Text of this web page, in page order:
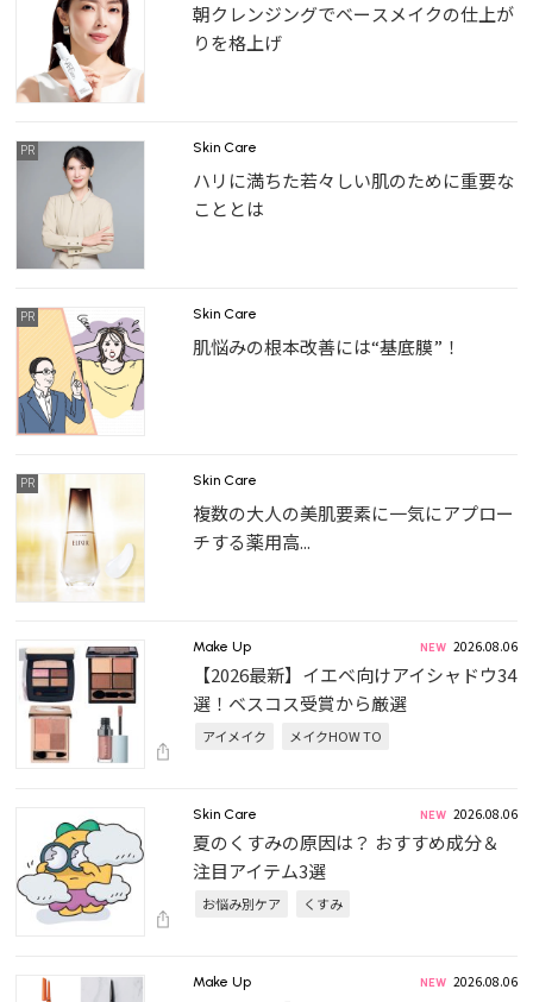
朝クレンジングでベースメイクの仕上が
りを格上げ
Skin Care
ハリに満ちた若々しい肌のために重要な
こととは
Skin Care
肌悩みの根本改善には“基底膜”！
Skin Care
複数の大人の美肌要素に一気にアプロー
チする薬用高...
Make Up 2026.08.06
【2026最新】イエベ向けアイシャドウ34
選！ベスコス受賞から厳選
アイメイク メイクHOW TO
Skin Care 2026.08.06
夏のくすみの原因は？ おすすめ成分＆
注目アイテム3選
お悩み別ケア くすみ
Make Up 2026.08.06